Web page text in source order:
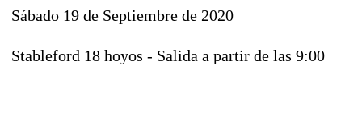
Sábado 19 de Septiembre de 2020
Stableford 18 hoyos - Salida a partir de las 9:00